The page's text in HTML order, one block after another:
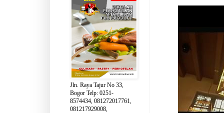
Jln. Raya Tajur No 33,
Bogor Telp: 0251-
8574434, 081272017761,
081217929008,